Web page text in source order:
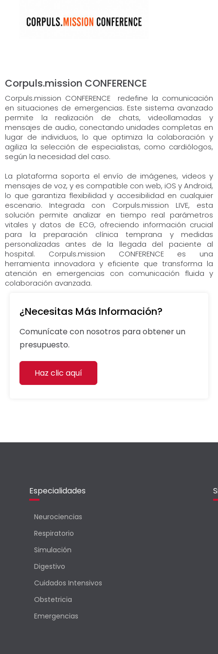
Corpuls.mission CONFERENCE
Corpuls.mission CONFERENCE redefine la comunicación
en situaciones de emergencias. Este sistema avanzado
permite la realización de chats, videollamadas y
mensajes de audio, conectando unidades completas en
lugar de individuos, lo que optimiza la colaboración y
agiliza la selección de especialistas, como cardiólogos,
según la necesidad del caso.
La plataforma soporta el envío de imágenes, videos y
mensajes de voz, y es compatible con web, iOS y Android,
lo que garantiza flexibilidad y accesibilidad en cualquier
escenario. Integrada con Corpuls.mission LIVE, esta
solución permite analizar en tiempo real parámetros
vitales y datos de ECG, ofreciendo información crucial
para la preparación clínica temprana y medidas
personalizadas antes de la llegada del paciente al
hospital. Corpuls.mission CONFERENCE es una
herramienta innovadora y eficiente que transforma la
atención en emergencias con comunicación fluida y
colaboración avanzada.
¿Necesitas Más Información?
Comunícate con nosotros para obtener un
presupuesto.
Haz clic aquí
Especialidades
Neurociencias
Respiratorio
Simulación
Digestivo
Cuidados Intensivos
Obstetricia
Emergencias